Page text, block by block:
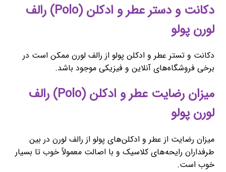
دکانت و دستر عطر و ادکلن (Polo) رالف
لورن پولو
دکانت و تستر عطر و ادکلن پولو از رالف لورن ممکن است در
برخی فروشگاه‌های آنلاین و فیزیکی موجود باشد.
میزان رضایت عطر و ادکلن (Polo) رالف
لورن پولو
میزان رضایت از عطر و ادکلن‌های پولو از رالف لورن در بین
طرفداران رایحه‌های کلاسیک و با اصالت معمولاً خوب تا بسیار
خوب است.